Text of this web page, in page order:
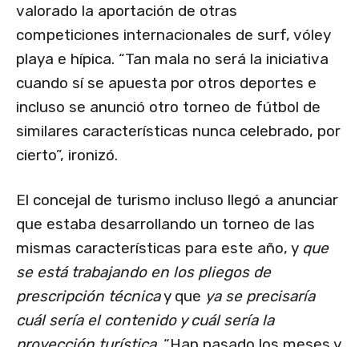
valorado la aportación de otras
competiciones internacionales de surf, vóley
playa e hípica. “Tan mala no será la iniciativa
cuando sí se apuesta por otros deportes e
incluso se anunció otro torneo de fútbol de
similares características nunca celebrado, por
cierto”, ironizó.
El concejal de turismo incluso llegó a anunciar
que estaba desarrollando un torneo de las
mismas características para este año, y que
se está trabajando en los pliegos de
prescripción técnicay que ya se precisaría
cuál sería el contenido y cuál sería la